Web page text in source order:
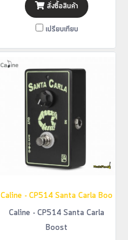
สั่งซื้อสินค้า
เปรียบเทียบ
Caline - CP514 Santa Carla Boost
Caline - CP514 Santa Carla
Boost